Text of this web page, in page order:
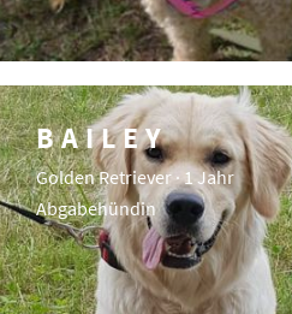
BAILEY
Golden Retriever · 1 Jahr
Abgabehündin